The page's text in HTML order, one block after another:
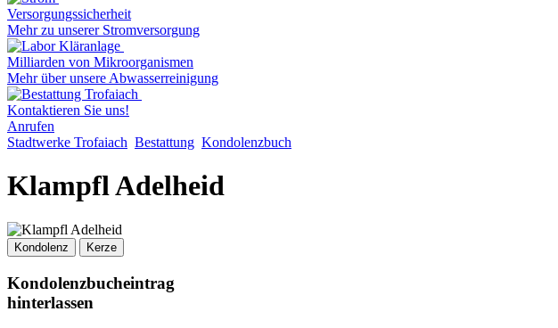
Versorgungssicherheit
Mehr zu unserer Stromversorgung
Milliarden von Mikroorganismen
Mehr über unsere Abwasserreinigung
Kontaktieren Sie uns!
Anrufen
Stadtwerke Trofaiach Bestattung Kondolenzbuch
Klampfl Adelheid
Kondolenz Kerze
Kondolenzbucheintrag
hinterlassen